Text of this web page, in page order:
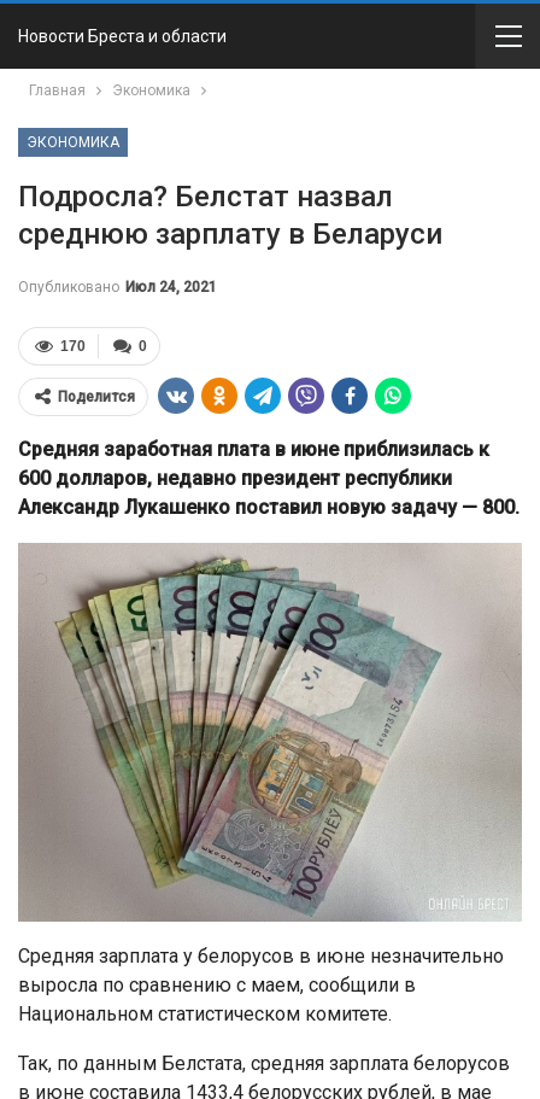
Новости Бреста и области
Главная Экономика
ЭКОНОМИКА
Подросла? Белстат назвал
среднюю зарплату в Беларуси
Опубликовано Июл 24, 2021
0
170
Поделится
Средняя заработная плата в июне приблизилась к
600 долларов, недавно президент республики
Александр Лукашенко поставил новую задачу — 800.
Средняя зарплата у белорусов в июне незначительно
выросла по сравнению с маем, сообщили в
Национальном статистическом комитете.
Так, по данным Белстата, средняя зарплата белорусов
в июне составила 1433,4 белорусских рублей, в мае